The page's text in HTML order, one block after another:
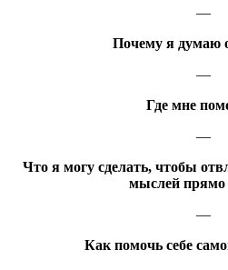
—
Почему я думаю
—
Где мне
—
Что я могу сделать, чтобы
мыслей прямо
—
Как помочь себе